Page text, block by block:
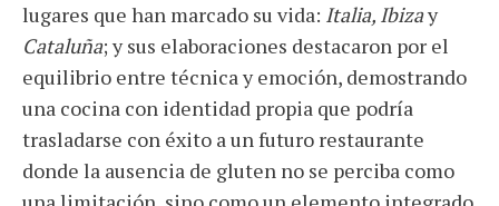
lugares que han marcado su vida: Italia, Ibizay
Cataluña; y sus elaboraciones destacaron por el
equilibrio entre técnica y emoción, demostrando
una cocina con identidad propia que podría
trasladarse con éxito a un futuro restaurante
donde la ausencia de gluten no se perciba como